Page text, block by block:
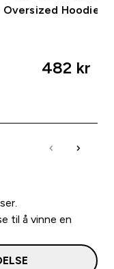
Oversized Hoodie -
482 kr‎
til å vinne en